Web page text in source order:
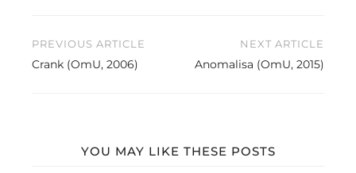
Beitragsnavigation
PREVIOUS ARTICLE
Crank (OmU, 2006)
NEXT ARTICLE
Anomalisa (OmU, 2015)
YOU MAY LIKE THESE POSTS